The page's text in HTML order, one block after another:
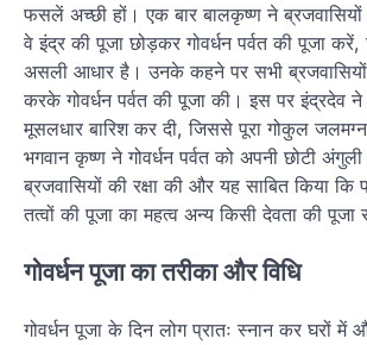
फसलें अच्छी हों। एक बार बालकृष्ण ने ब्रजवासियों
वे इंद्र की पूजा छोड़कर गोवर्धन पर्वत की पूजा
असली आधार है। उनके कहने पर सभी
करके गोवर्धन पर्वत की पूजा की। इस पर इंद्रदेव ने
मूसलधार बारिश कर दी, जिससे पूरा गोकुल
भगवान कृष्ण ने गोवर्धन पर्वत को अपनी छोटी
ब्रजवासियों की रक्षा की और यह साबित किया
तत्वों की पूजा का महत्व अन्य किसी देवता की
गोवर्धन पूजा का तरीका और विधि
गोवर्धन पूजा के दिन लोग प्रातः स्नान कर घरों में